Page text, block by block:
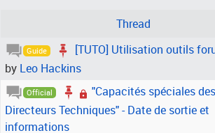
Thread
Guide
[TUTO] Utilisation outils
by Leo Hackins
Official
"Capacités spéciales des
Directeurs Techniques" - Date de sortie et
informations